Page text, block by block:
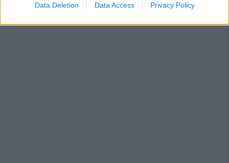
Data Deletion Data Access Privacy Policy